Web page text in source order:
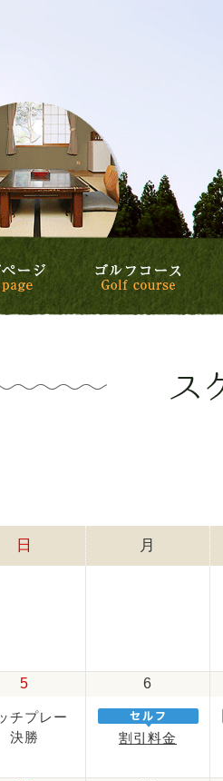
ゴル
トップページ
日 月
5
チプレー
決勝
6
割引料金